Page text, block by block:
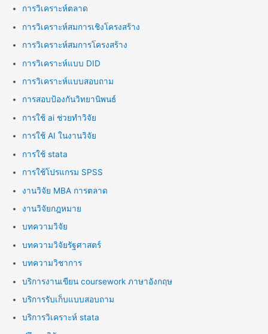
การวิเคราะห์ตลาด
การวิเคราะห์สมการเชิงโครงสร้าง
การวิเคราะห์สมการโครงสร้าง
การวิเคราะห์แบบ DID
การวิเคราะห์แบบสอบถาม
การสอบป้องกันวิทยานิพนธ์
การใช้ ai ช่วยทำวิจัย
การใช้ AI ในงานวิจัย
การใช้ stata
การใช้โปรแกรม SPSS
งานวิจัย MBA การตลาด
งานวิจัยกฎหมาย
บทความวิจัย
บทความวิจัยรัฐศาสตร์
บทความวิชาการ
บริการงานเขียน coursework ภาษาอังกฤษ
บริการรับเก็บแบบสอบถาม
บริการวิเคราะห์ stata